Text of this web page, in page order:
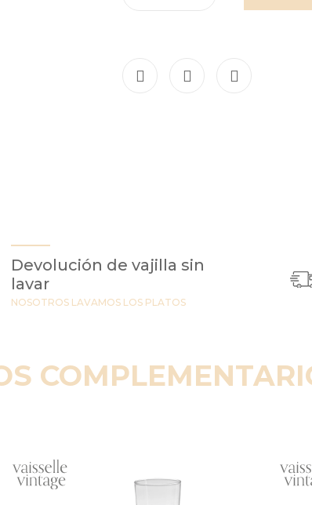
Devolución de vajilla sin
lavar
NOSOTROS LAVAMOS LOS PLATOS